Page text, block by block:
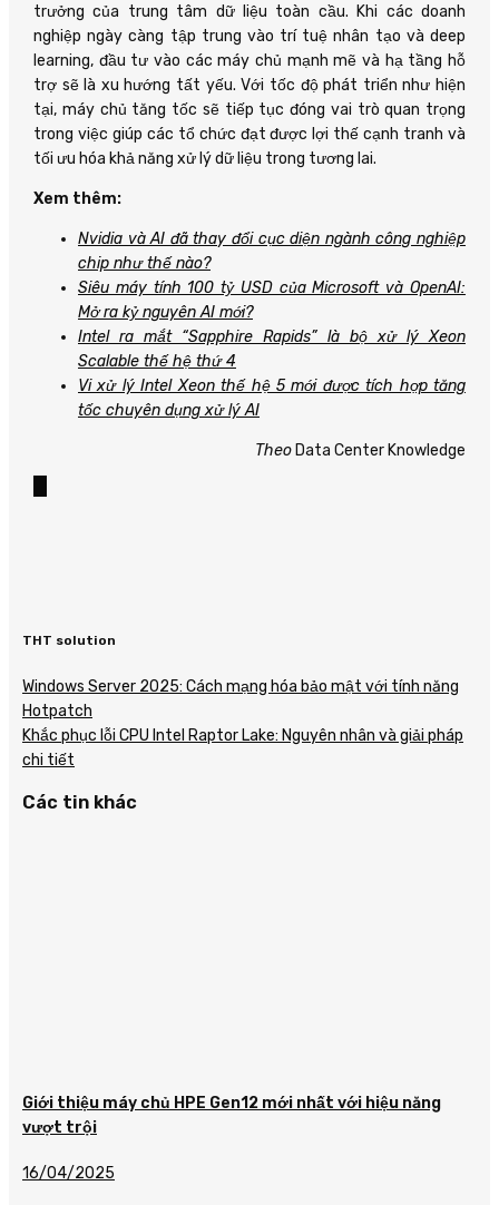
trưởng của trung tâm dữ liệu toàn cầu. Khi các doanh
nghiệp ngày càng tập trung vào trí tuệ nhân tạo và deep
learning, đầu tư vào các máy chủ mạnh mẽ và hạ tầng hỗ
trợ sẽ là xu hướng tất yếu. Với tốc độ phát triển như hiện
tại, máy chủ tăng tốc sẽ tiếp tục đóng vai trò quan trọng
trong việc giúp các tổ chức đạt được lợi thế cạnh tranh và
tối ưu hóa khả năng xử lý dữ liệu trong tương lai.
Xem thêm:
Nvidia và AI đã thay đổi cục diện ngành công nghiệp
chip như thế nào?
Siêu máy tính 100 tỷ USD của Microsoft và OpenAI:
Mở ra kỷ nguyên AI mới?
Intel ra mắt “Sapphire Rapids” là bộ xử lý Xeon
Scalable thế hệ thứ 4
Vi xử lý Intel Xeon thế hệ 5 mới được tích hợp tăng
tốc chuyên dụng xử lý AI
Theo Data Center Knowledge
THT solution
Windows Server 2025: Cách mạng hóa bảo mật với tính năng
Hotpatch
Khắc phục lỗi CPU Intel Raptor Lake: Nguyên nhân và giải pháp
chi tiết
Các tin khác
Giới thiệu máy chủ HPE Gen12 mới nhất với hiệu năng
vượt trội
16/04/2025